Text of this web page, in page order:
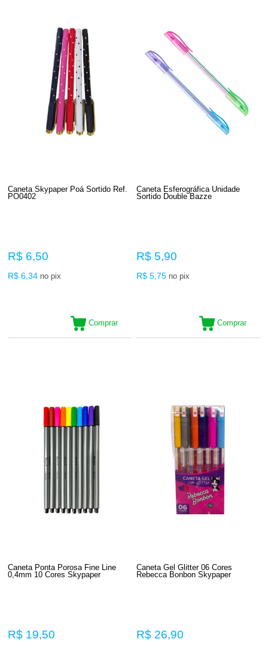
Caneta Skypaper Poá Sortido Ref.
PO0402
R$ 6,50
R$ 6,34 no pix
Comprar
Caneta Esferográfica Unidade
Sortido Double Bazze
R$ 5,90
R$ 5,75 no pix
Comprar
Caneta Ponta Porosa Fine Line
0,4mm 10 Cores Skypaper
R$ 19,50
Caneta Gel Glitter 06 Cores
Rebecca Bonbon Skypaper
R$ 26,90